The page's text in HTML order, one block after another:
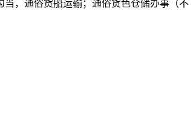
，通俗货船运输；通俗货色仓储办事（不